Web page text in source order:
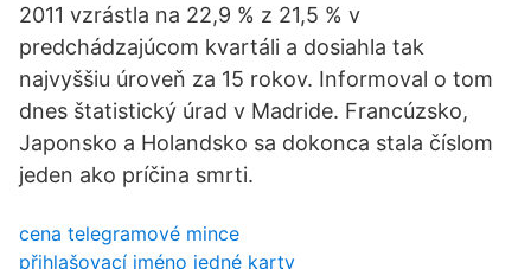
2011 vzrástla na 22,9 % z 21,5 % v
predchádzajúcom kvartáli a dosiahla tak
najvyššiu úroveň za 15 rokov. Informoval o tom
dnes štatistický úrad v Madride. Francúzsko,
Japonsko a Holandsko sa dokonca stala číslom
jeden ako príčina smrti.
cena telegramové mince
přihlašovací jméno jedné karty